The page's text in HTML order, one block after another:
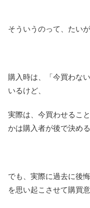
そういうのって、たい
購入時は、「今買わな
いるけど、
実際は、今買わせるこ
かは購入者が後で決め
でも、実際に過去に後
を思い起こさせて購買